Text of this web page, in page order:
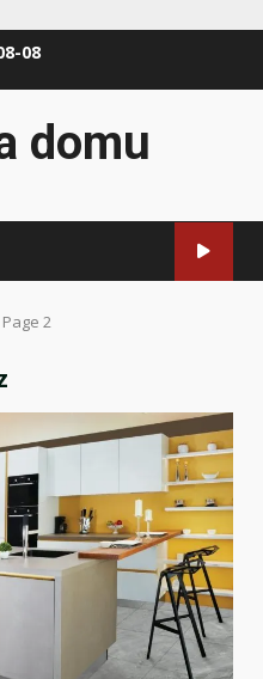
08
domu
Page 2